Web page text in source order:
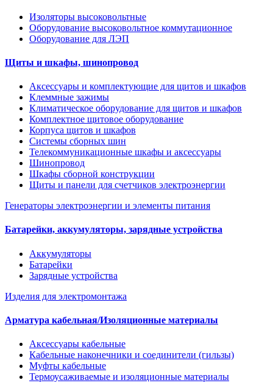
Изоляторы высоковольтные
Оборудование высоковольтное коммутационное
Оборудование для ЛЭП
Щиты и шкафы, шинопровод
Аксессуары и комплектующие для щитов и шкафов
Клеммные зажимы
Климатическое оборудование для щитов и шкафов
Комплектное щитовое оборудование
Корпуса щитов и шкафов
Системы сборных шин
Телекоммуникационные шкафы и аксессуары
Шинопровод
Шкафы сборной конструкции
Щиты и панели для счетчиков электроэнергии
Генераторы электроэнергии и элементы питания
Батарейки, аккумуляторы, зарядные устройства
Аккумуляторы
Батарейки
Зарядные устройства
Изделия для электромонтажа
Арматура кабельная/Изоляционные материалы
Аксессуары кабельные
Кабельные наконечники и соединители (гильзы)
Муфты кабельные
Термоусаживаемые и изоляционные материалы